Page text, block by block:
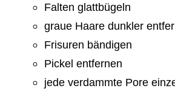
Falten glattbügeln
graue Haare dunkler
Frisuren bändigen
Pickel entfernen
jede verdammte Pore